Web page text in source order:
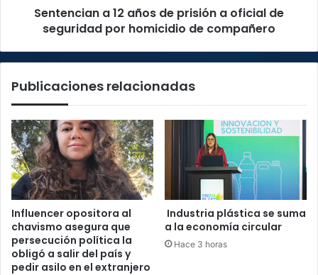
seguridadSentencian a 12 años de prisión a oficial de
seguridad por homicidio de compañero
Publicaciones relacionadas
Influencer opositora al
chavismo asegura que
persecución política la
obligó a salir del país y
pedir asilo en el extranjero
Industria plástica se suma
a la economía circular
Hace 3 horas